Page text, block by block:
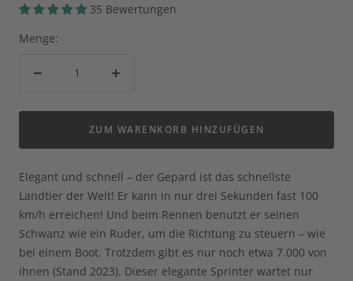
35 Bewertungen
Menge:
Menge
ZUM WARENKORB HINZUFÜGEN
Elegant und schnell – der Gepard ist das schnellste
Landtier der Welt! Er kann in nur drei Sekunden fast 100
km/h erreichen! Und beim Rennen benutzt er seinen
Schwanz wie ein Ruder, um die Richtung zu steuern – wie
bei einem Boot. Trotzdem gibt es nur noch etwa 7.000 von
ihnen (Stand 2023). Dieser elegante Sprinter wartet nur